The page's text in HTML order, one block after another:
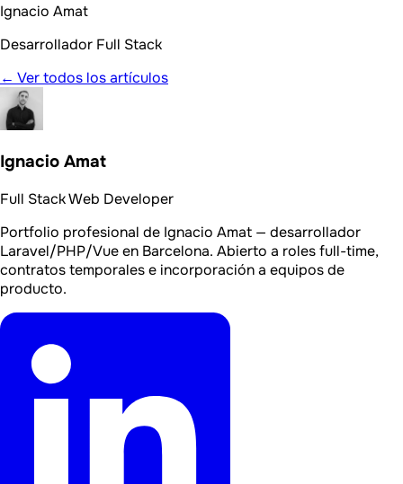
Ignacio Amat
Desarrollador Full Stack
← Ver todos los artículos
Ignacio Amat
Full Stack Web Developer
Portfolio profesional de Ignacio Amat — desarrollador
Laravel/PHP/Vue en Barcelona. Abierto a roles full-time,
contratos temporales e incorporación a equipos de
producto.